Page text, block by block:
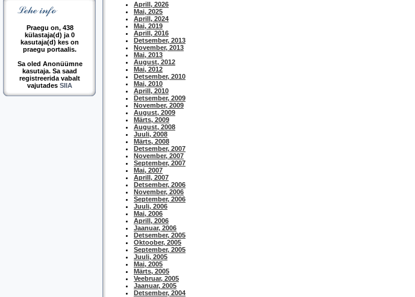
Praegu on, 438
külastaja(d) ja 0
kasutaja(d) kes on
praegu portaalis.
Sa oled Anonüümne
kasutaja. Sa saad
registreerida vabalt
vajutades SIIA
Aprill, 2026
Mai, 2025
Aprill, 2024
Mai, 2019
Aprill, 2016
Detsember, 2013
November, 2013
Mai, 2013
August, 2012
Mai, 2012
Detsember, 2010
Mai, 2010
Aprill, 2010
Detsember, 2009
November, 2009
August, 2009
Märts, 2009
August, 2008
Juuli, 2008
Märts, 2008
Detsember, 2007
November, 2007
September, 2007
Mai, 2007
Aprill, 2007
Detsember, 2006
November, 2006
September, 2006
Juuli, 2006
Mai, 2006
Aprill, 2006
Jaanuar, 2006
Detsember, 2005
Oktoober, 2005
September, 2005
Juuli, 2005
Mai, 2005
Märts, 2005
Veebruar, 2005
Jaanuar, 2005
Detsember, 2004